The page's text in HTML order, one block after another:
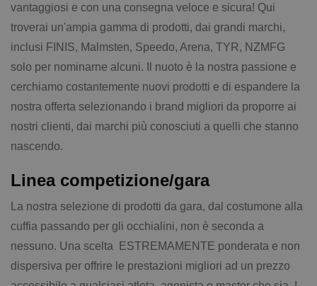
vantaggiosi e con una consegna veloce e sicura! Qui
troverai un'ampia gamma di prodotti, dai grandi marchi,
inclusi FINIS, Malmsten, Speedo, Arena, TYR, NZMFG
solo per nominarne alcuni. Il nuoto è la nostra passione e
cerchiamo costantemente nuovi prodotti e di espandere la
nostra offerta selezionando i brand migliori da proporre ai
nostri clienti, dai marchi più conosciuti a quelli che stanno
nascendo.
Linea competizione/gara
La nostra selezione di prodotti da gara, dal costumone alla
cuffia passando per gli occhialini, non è seconda a
nessuno. Una scelta ESTREMAMENTE ponderata e non
dispersiva per offrire le prestazioni migliori ad un prezzo